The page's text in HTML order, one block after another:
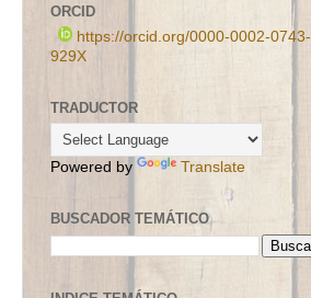
ORCID
https://orcid.org/0000-0002-0743-
929X
TRADUCTOR
Powered by Translate
BUSCADOR TEMÁTICO